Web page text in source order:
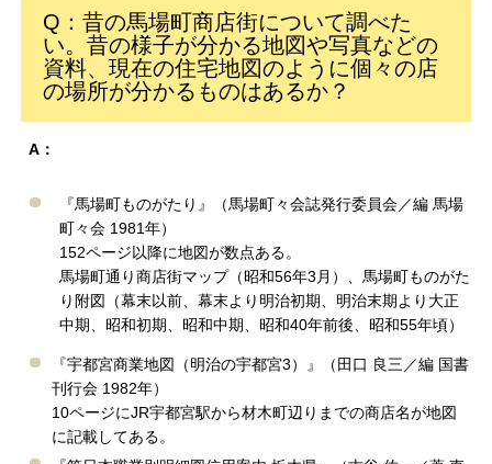
Q：昔の馬場町商店街について調べた
い。昔の様子が分かる地図や写真などの
資料、現在の住宅地図のように個々の店
の場所が分かるものはあるか？
A：
『馬場町ものがたり』（馬場町々会誌発行委員会／編 馬場
町々会 1981年）
152ページ以降に地図が数点ある。
馬場町通り商店街マップ（昭和56年3月）、馬場町ものがた
り附図（幕末以前、幕末より明治初期、明治末期より大正
中期、昭和初期、昭和中期、昭和40年前後、昭和55年頃）
『宇都宮商業地図（明治の宇都宮3）』（田口 良三／編 国書
刊行会 1982年）
10ページにJR宇都宮駅から材木町辺りまでの商店名が地図
に記載してある。